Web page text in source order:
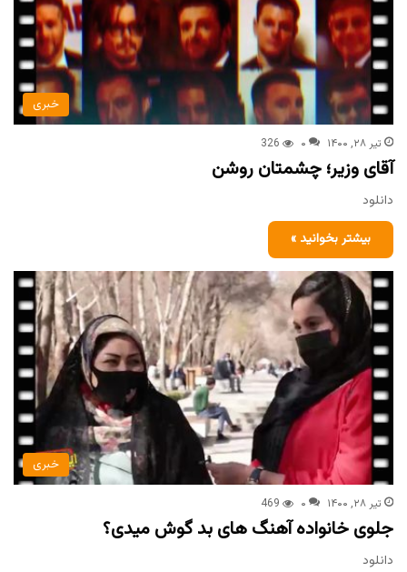
خبری
تیر ۲۸, ۱۴۰۰ ۰ 326
آقای وزیر؛ چشمتان روشن
دانلود
بیشتر بخوانید »
خبری
تیر ۲۸, ۱۴۰۰ ۰ 469
جلوی خانواده آهنگ های بد گوش میدی؟
دانلود